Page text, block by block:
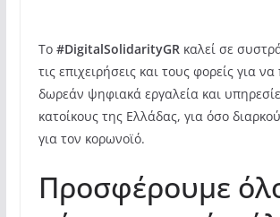
Το #DigitalSolidarityGRκαλεί σε
τις επιχειρήσεις και τους φορείς για
δωρεάν ψηφιακά εργαλεία και
κατοίκους της Ελλάδας, για όσο
για τον κορωνοϊό.
Προσφέρουμε